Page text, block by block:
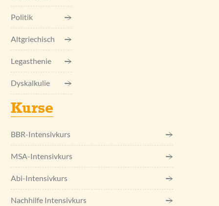
Politik
Altgriechisch
Legasthenie
Dyskalkulie
Kurse
BBR-Intensivkurs
MSA-Intensivkurs
Abi-Intensivkurs
Nachhilfe Intensivkurs